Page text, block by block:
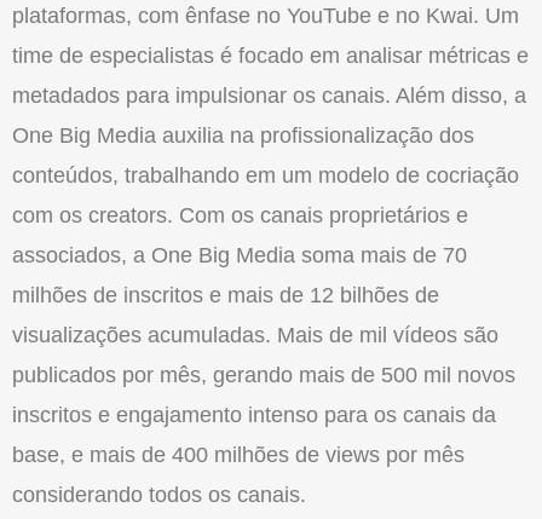
plataformas, com ênfase no YouTube e no Kwai. Um
time de especialistas é focado em analisar métricas e
metadados para impulsionar os canais. Além disso, a
One Big Media auxilia na profissionalização dos
conteúdos, trabalhando em um modelo de cocriação
com os creators. Com os canais proprietários e
associados, a One Big Media soma mais de 70
milhões de inscritos e mais de 12 bilhões de
visualizações acumuladas. Mais de mil vídeos são
publicados por mês, gerando mais de 500 mil novos
inscritos e engajamento intenso para os canais da
base, e mais de 400 milhões de views por mês
considerando todos os canais.